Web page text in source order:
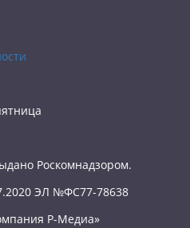
Роскомнадзором.
ЭЛ №ФС77-78638
Р-Медиа»